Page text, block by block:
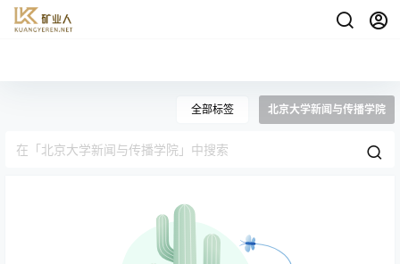
全部标签 北京大学新闻与传播学院